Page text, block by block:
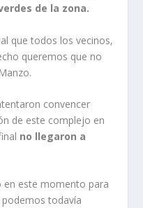
de la zona.
que todos los vecinos,
queremos que no
convencer
de este complejo en
no llegaron a
en este momento para
todavía